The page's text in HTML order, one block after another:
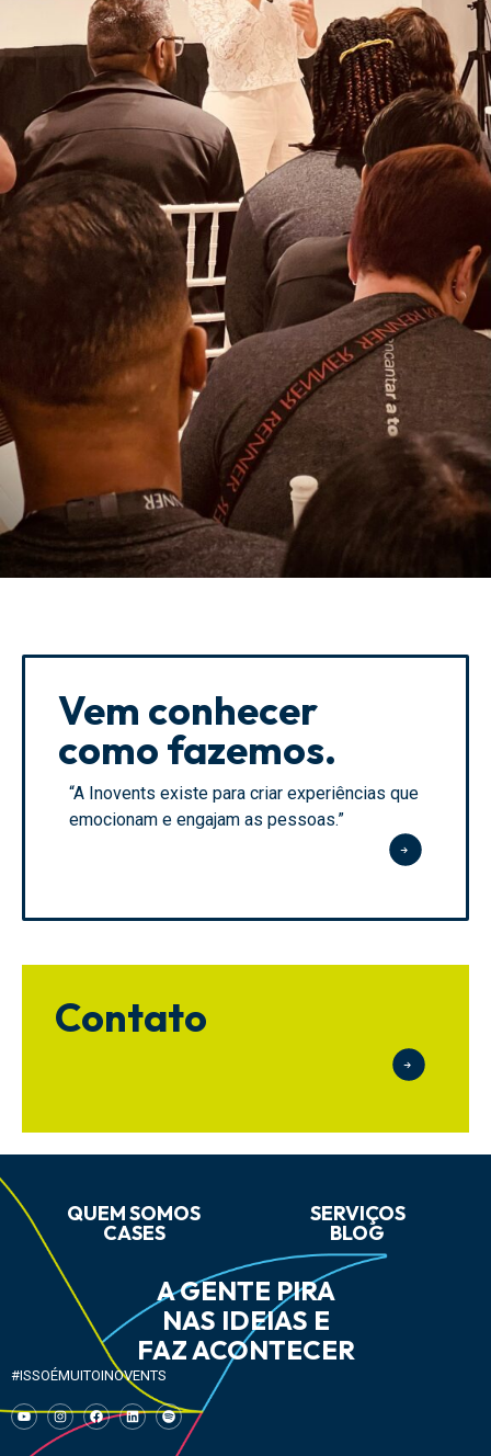
Vem conhecer
como fazemos.
“A Inovents existe para criar experiências que
emocionam e engajam as pessoas.”
Contato
QUEM SOMOS SERVIÇOS
CASES BLOG
A GENTE PIRA
NAS IDEIAS E
FAZ ACONTECER
#ISSOÉMUITOINOVENTS